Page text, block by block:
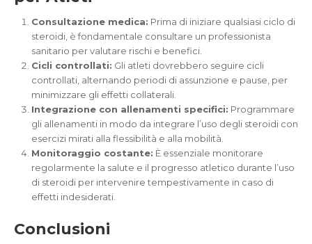
Consultazione medica: Prima di iniziare qualsiasi ciclo di
steroidi, è fondamentale consultare un professionista
sanitario per valutare rischi e benefici.
Cicli controllati: Gli atleti dovrebbero seguire cicli
controllati, alternando periodi di assunzione e pause, per
minimizzare gli effetti collaterali.
Integrazione con allenamenti specifici: Programmare
gli allenamenti in modo da integrare l’uso degli steroidi con
esercizi mirati alla flessibilità e alla mobilità.
Monitoraggio costante: È essenziale monitorare
regolarmente la salute e il progresso atletico durante l’uso
di steroidi per intervenire tempestivamente in caso di
effetti indesiderati.
Conclusioni